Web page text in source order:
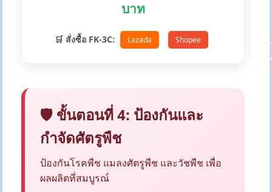
บาท
🛒 สั่งซื้อ FK-3C: Lazada Shopee
🛡️ ขั้นตอนที่ 4: ป้องกันและ
กำจัดศัตรูพืช
ป้องกันโรคพืช แมลงศัตรูพืช และวัชพืช เพื่อ
ผลผลิตที่สมบูรณ์